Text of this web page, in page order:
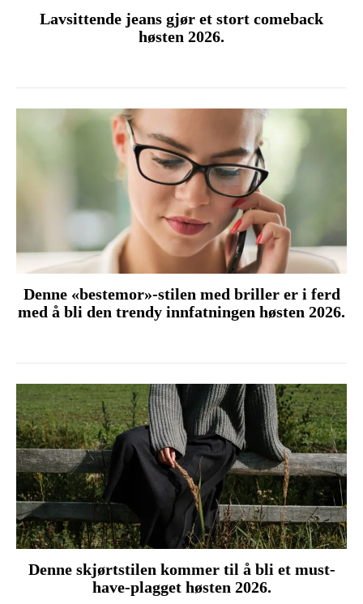
Lavsittende jeans gjør et stort comeback
høsten 2026.
Denne «bestemor»-stilen med briller er i ferd
med å bli den trendy innfatningen høsten 2026.
Denne skjørtstilen kommer til å bli et must-
have-plagget høsten 2026.